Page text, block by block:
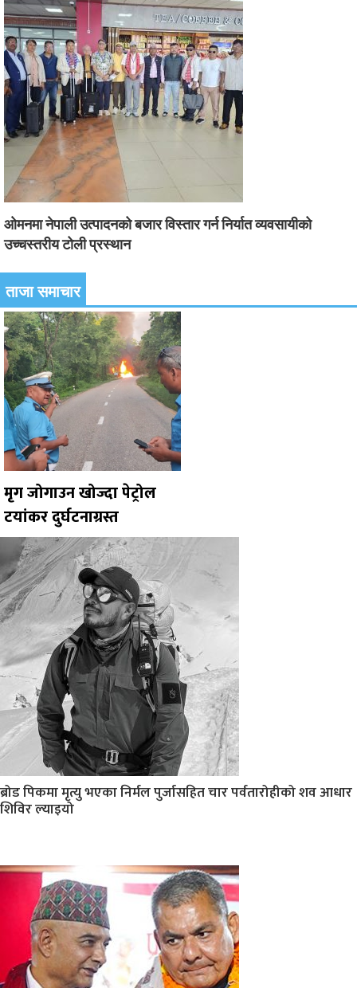
ओमनमा नेपाली उत्पादनको बजार विस्तार गर्न निर्यात व्यवसायीको
उच्चस्तरीय टोली प्रस्थान
ताजा समाचार
मृग जोगाउन खोज्दा पेट्रोल
टयांकर दुर्घटनाग्रस्त
ब्रोड पिकमा मृत्यु भएका निर्मल पुर्जासहित चार पर्वतारोहीको शव आधार
शिविर ल्याइयो